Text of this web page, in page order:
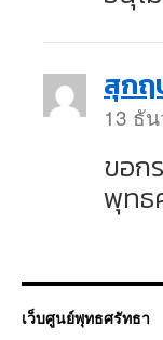
สุก
13 ธั
ขอก
พุทธ
เว็บศูนย์พุทธศรัทธา